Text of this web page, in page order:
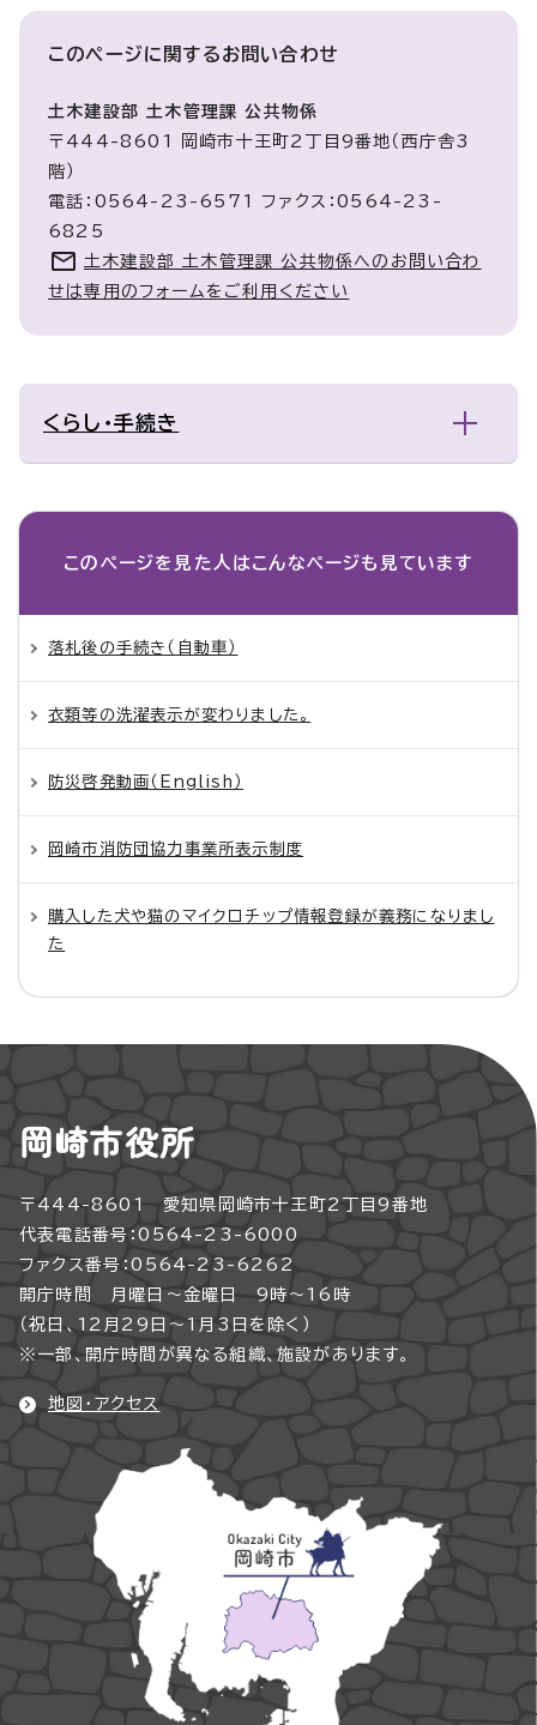
このページに関するお問い合わせ
土木建設部 土木管理課 公共物係
〒444-8601 岡崎市十王町2丁目9番地（西庁舎3
階）
電話：0564-23-6571 ファクス：0564-23-
6825
土木建設部 土木管理課 公共物係へのお問い合わ
せは専用のフォームをご利用ください
くらし・手続き
このページを見た人は こんなページも見ています
落札後の手続き（自動車）
衣類等の洗濯表示が変わりました。
防災啓発動画（English）
岡崎市消防団協力事業所表示制度
購入した犬や猫のマイクロチップ情報登録が義務になりまし
た
岡崎市役所
〒444-8601 愛知県岡崎市十王町2丁目9番地
代表電話番号：0564-23-6000
ファクス番号：0564-23-6262
開庁時間 月曜日～金曜日 9時～16時
（祝日、12月29日～1月3日を除く）
※一部、開庁時間が異なる組織、施設があります。
地図・アクセス